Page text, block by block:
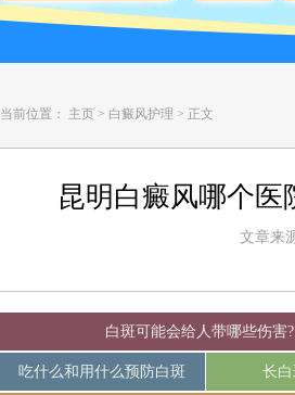
当前位置： 主页 > 白癜风护理 > 正文
昆明白癜风哪个
文章来
白斑可能会给人带哪些伤害?
吃什么和用什么预防白斑 长